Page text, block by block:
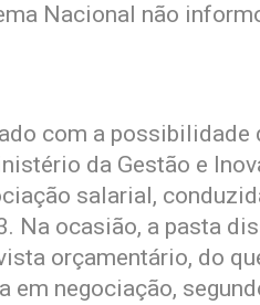
Nacional não
com a possibilidade
da Gestão e
salarial,
Na ocasião, a pasta
orçamentário, do
negociação,